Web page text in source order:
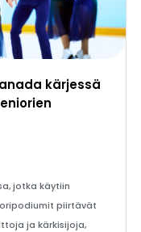
kärjessä
jotka käytiin
piirtävät
ja kärkisijoja,